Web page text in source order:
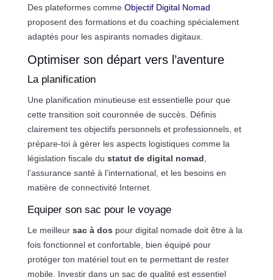
Des plateformes comme Objectif Digital Nomad
proposent des formations et du coaching spécialement
adaptés pour les aspirants nomades digitaux.
Optimiser son départ vers l’aventure
La planification
Une planification minutieuse est essentielle pour que
cette transition soit couronnée de succès. Définis
clairement tes objectifs personnels et professionnels, et
prépare-toi à gérer les aspects logistiques comme la
législation fiscale du statut de digital nomad,
l’assurance santé à l’international, et les besoins en
matière de connectivité Internet.
Equiper son sac pour le voyage
Le meilleur sac à dos pour digital nomade doit être à la
fois fonctionnel et confortable, bien équipé pour
protéger ton matériel tout en te permettant de rester
mobile. Investir dans un sac de qualité est essentiel